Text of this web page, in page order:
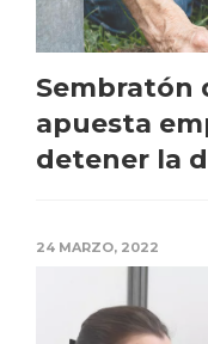
Sembratón
apuesta
detener la
24 MARZO, 2022